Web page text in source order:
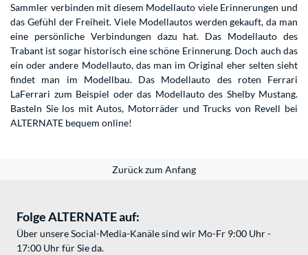
Sammler verbinden mit diesem Modellauto viele Erinnerungen und
das Gefühl der Freiheit. Viele Modellautos werden gekauft, da man
eine persönliche Verbindungen dazu hat. Das Modellauto des
Trabant ist sogar historisch eine schöne Erinnerung. Doch auch das
ein oder andere Modellauto, das man im Original eher selten sieht
findet man im Modellbau. Das Modellauto des roten Ferrari
LaFerrari zum Beispiel oder das Modellauto des Shelby Mustang.
Basteln Sie los mit Autos, Motorräder und Trucks von Revell bei
ALTERNATE bequem online!
Zurück zum Anfang
Folge ALTERNATE auf:
Über unsere Social-Media-Kanäle sind wir Mo-Fr 9:00 Uhr -
17:00 Uhr für Sie da.